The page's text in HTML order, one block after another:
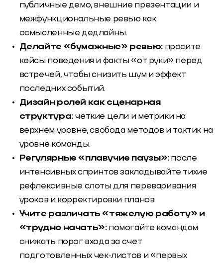
публичные демо, внешние презентации и
межфункциональные ревью как
осмысленные дедлайны.
Делайте «бумажные» ревью:просите
кейсы поведения и факты «от руки» перед
встречей, чтобы снизить шум и эффект
последних событий.
Дизайн ролей как сценарная
структура: четкие цели и метрики на
верхнем уровне, свобода методов и тактик на
уровне команды.
Регулярные «плавучие паузы»: после
интенсивных спринтов закладывайте тихие
рефлексивные слоты для переваривания
уроков и корректировки планов.
Учите различать «тяжелую работу» и
«трудно начать»: помогайте командам
снижать порог входа за счет
подготовленных чек‑листов и «первых